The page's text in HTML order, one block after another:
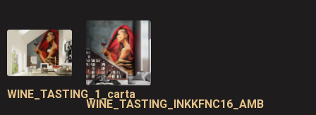
WINE_TASTING_1_carta
WINE_TASTING_INKKFNC16_AMB